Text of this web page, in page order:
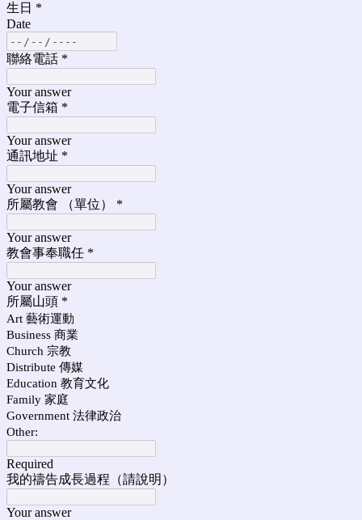
生日 *
Date
聯絡電話 *
Your answer
電子信箱 *
Your answer
通訊地址 *
Your answer
所屬教會 （單位）
*
Your answer
教會事奉職任 *
Your answer
所屬山頭 *
Art 藝術運動
Business 商業
Church 宗教
Distribute 傳媒
Education 教育文化
Family 家庭
Government 法律政治
Other:
Required
我的禱告成長過程（請說明）
Your answer